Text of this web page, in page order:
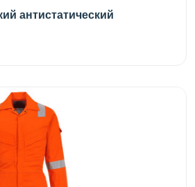
антистатический